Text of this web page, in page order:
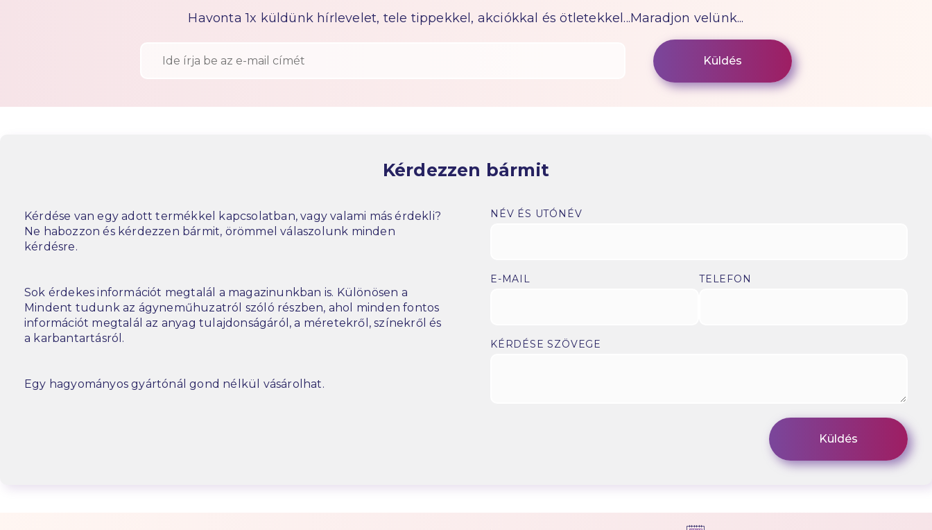
Havonta 1x küldünk hírlevelet, tele tippekkel, akciókkal és ötletekkel...Maradjon velünk...
Kérdezzen bármit
Kérdése van egy adott termékkel kapcsolatban, vagy valami más érdekli?
Ne habozzon és kérdezzen bármit, örömmel válaszolunk minden
kérdésre.
Sok érdekes információt megtalál a magazinunkban is. Különösen a
Mindent tudunk az ágyneműhuzatról szóló részben, ahol minden fontos
információt megtalál az anyag tulajdonságáról, a méretekről, színekről és
a karbantartásról.
Egy hagyományos gyártónál gond nélkül vásárolhat.
NÉV ÉS UTÓNÉV
E-MAIL TELEFON
KÉRDÉSE SZÖVEGE